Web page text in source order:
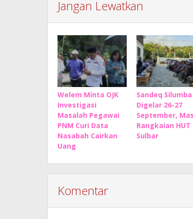
Jangan Lewatkan
Welem Minta OJK
Investigasi
Masalah Pegawai
PNM Curi Data
Nasabah Cairkan
Uang
Sandeq Silumba
Digelar 26-27
September,
Rangkaian HUT
Sulbar
Komentar